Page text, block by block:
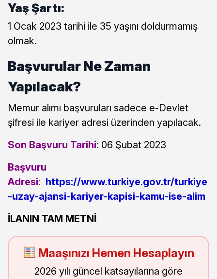
Yaş Şartı:
1 Ocak 2023 tarihi ile 35 yaşını doldurmamış
olmak.
Başvurular Ne Zaman
Yapılacak?
Memur alımı başvuruları sadece e-Devlet
şifresi ile kariyer adresi üzerinden yapılacak.
Son Başvuru Tarihi: 06 Şubat 2023
Başvuru
Adresi: https://www.turkiye.gov.tr/turkiye
-uzay-ajansi-kariyer-kapisi-kamu-ise-alim
İLANIN TAM METNİ
Maaşınızı Hemen Hesaplayın
2026 yılı güncel katsayılarına göre